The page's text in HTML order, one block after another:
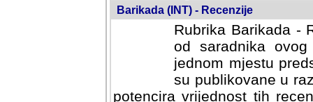
Barikada (INT) - Recenzije
Rubrika Barikada -
od saradnika
jednom mjestu
su publikovane u
potencira vrijednost tih